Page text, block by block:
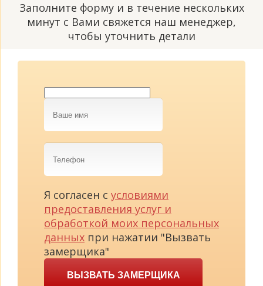
Заполните форму и в течение нескольких
минут с Вами свяжется наш менеджер,
чтобы уточнить детали
Ваше
имя
Телефон
Я согласен с условиями
предоставления услуг и
обработкой моих персональных
данных при нажатии "Вызвать
замерщика"
ВЫЗВАТЬ ЗАМЕРЩИКА